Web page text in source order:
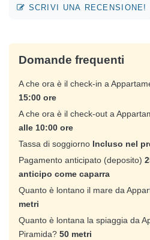
SCRIVI UNA RECENSIONE!
Domande frequenti
A che ora è il check-in a
15:00 ore
A che ora è il check-out a
alle 10:00 ore
Tassa di soggiorno Incluso nel
Pagamento anticipato (deposito)
anticipo come caparra
Quanto è lontano il mare da
metri
Quanto è lontana la spiaggia da
Piramida? 50 metri